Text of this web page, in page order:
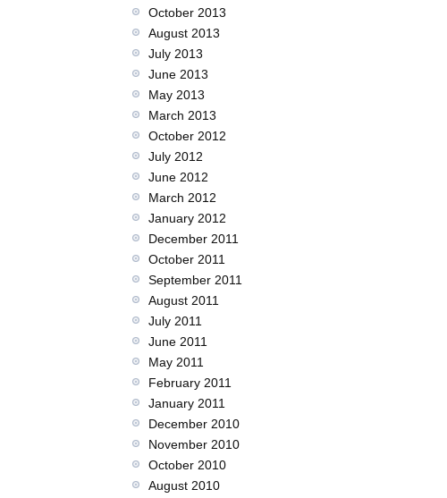
October 2013
August 2013
July 2013
June 2013
May 2013
March 2013
October 2012
July 2012
June 2012
March 2012
January 2012
December 2011
October 2011
September 2011
August 2011
July 2011
June 2011
May 2011
February 2011
January 2011
December 2010
November 2010
October 2010
August 2010